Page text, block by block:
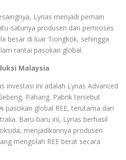
Lynas menjadi pemain
satunya produsen dan pemroses
besar di luar Tiongkok, sehingga
rantai pasokan global.
Malaysia
investasi ini adalah Lynas Advanced
Pahang. Pabrik tersebut
pasokan global REE, terutama dari
Baru-baru ini, Lynas berhasil
menjadikannya produsen
mengolah REE berat secara